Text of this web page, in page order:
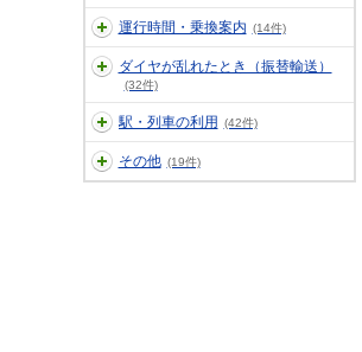
運行時間・乗換案内 (14件)
ダイヤが乱れたとき（振替輸送）
(32件)
駅・列車の利用 (42件)
その他 (19件)